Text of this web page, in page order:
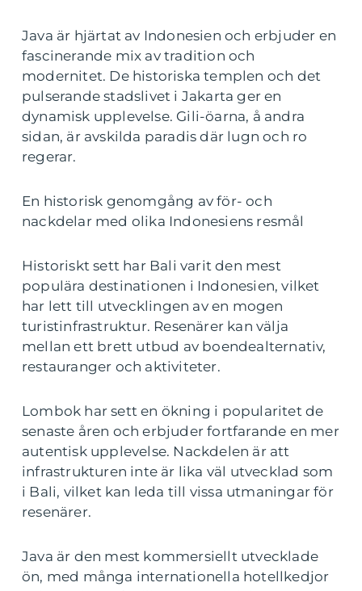
Java är hjärtat av Indonesien och erbjuder en
fascinerande mix av tradition och
modernitet. De historiska templen och det
pulserande stadslivet i Jakarta ger en
dynamisk upplevelse. Gili-öarna, å andra
sidan, är avskilda paradis där lugn och ro
regerar.
En historisk genomgång av för- och
nackdelar med olika Indonesiens resmål
Historiskt sett har Bali varit den mest
populära destinationen i Indonesien, vilket
har lett till utvecklingen av en mogen
turistinfrastruktur. Resenärer kan välja
mellan ett brett utbud av boendealternativ,
restauranger och aktiviteter.
Lombok har sett en ökning i popularitet de
senaste åren och erbjuder fortfarande en mer
autentisk upplevelse. Nackdelen är att
infrastrukturen inte är lika väl utvecklad som
i Bali, vilket kan leda till vissa utmaningar för
resenärer.
Java är den mest kommersiellt utvecklade
ön, med många internationella hotellkedjor